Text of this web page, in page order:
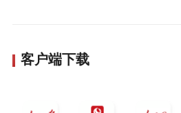
客户端下载